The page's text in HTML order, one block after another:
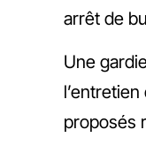
arrêt de
Une
proposés